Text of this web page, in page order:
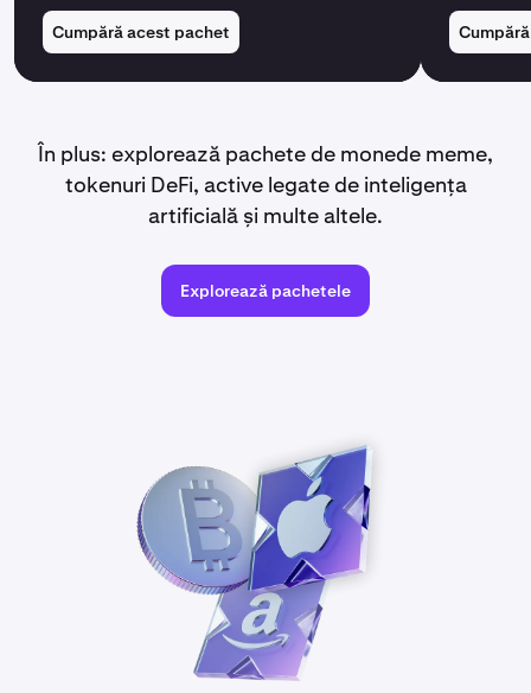
Cumpără acest pachet
În plus: explorează pachete de monede meme,
tokenuri DeFi, active legate de inteligența
artificială și multe altele.
Explorează pachetele